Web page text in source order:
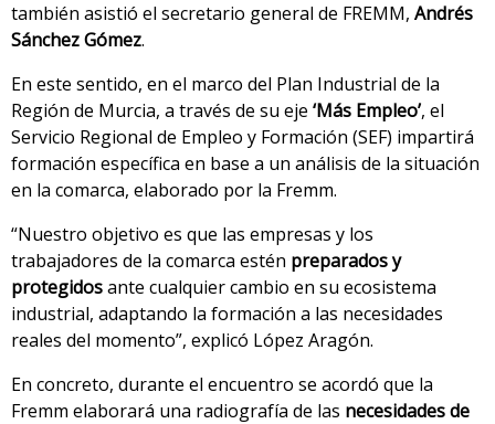
también asistió el secretario general de FREMM, Andrés
Sánchez Gómez.
En este sentido, en el marco del Plan Industrial de la
Región de Murcia, a través de su eje ‘Más Empleo’, el
Servicio Regional de Empleo y Formación (SEF) impartirá
formación específica en base a un análisis de la situación
en la comarca, elaborado por la Fremm.
“Nuestro objetivo es que las empresas y los
trabajadores de la comarca estén preparados y
protegidosante cualquier cambio en su ecosistema
industrial, adaptando la formación a las necesidades
reales del momento”, explicó López Aragón.
En concreto, durante el encuentro se acordó que la
Fremm elaborará una radiografía de las necesidades de